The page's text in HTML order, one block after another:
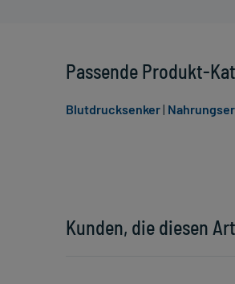
Kunden, die diesen
Passende Produkt-
Blutdrucksenker|